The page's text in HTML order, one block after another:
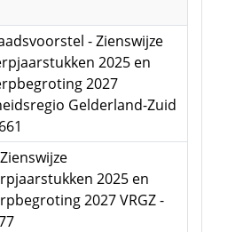
- Zienswijze
2025 en
2027
Gelderland-Zuid
2025 en
2027 VRGZ -